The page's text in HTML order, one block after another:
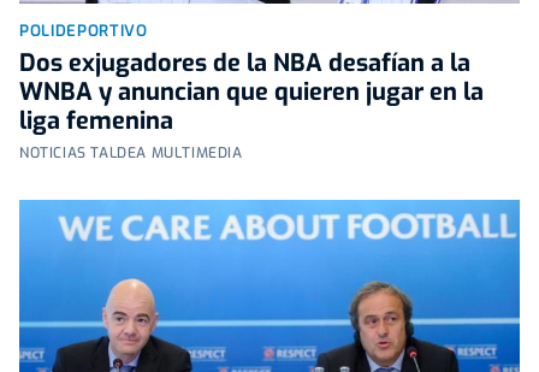
POLIDEPORTIVO
Dos exjugadores de la NBA desafían a la
WNBA y anuncian que quieren jugar en la
liga femenina
NOTICIAS TALDEA MULTIMEDIA